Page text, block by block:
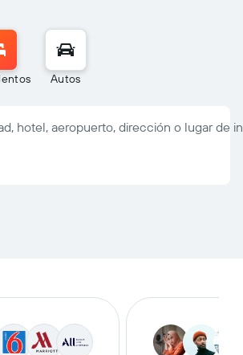
Autos
hotel, aeropuerto, dirección o lugar de